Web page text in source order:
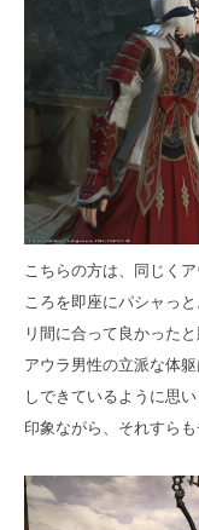
こちらの方は、同じく
ころを即座にパシャっ
リ間に合って良かった
アウラ男性の立派な体
しできているように思
印象ながら、それすらも